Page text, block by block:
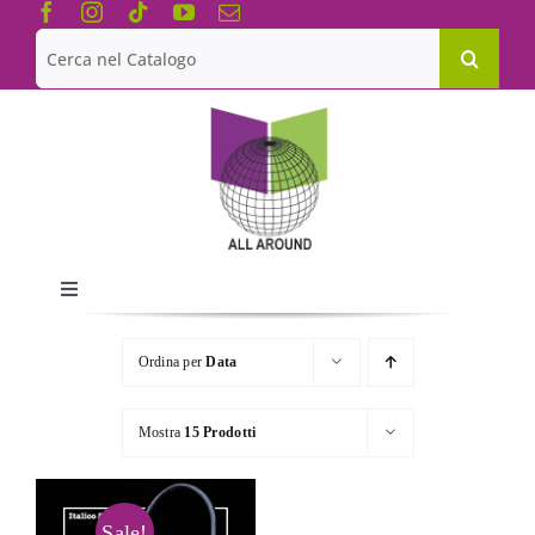
Salta
contenuto
Cerca
per:
Toggle
Navigation
Chi siamo
Le Collane
Catalogo
Ordina perData
Mostra 15 Prodotti